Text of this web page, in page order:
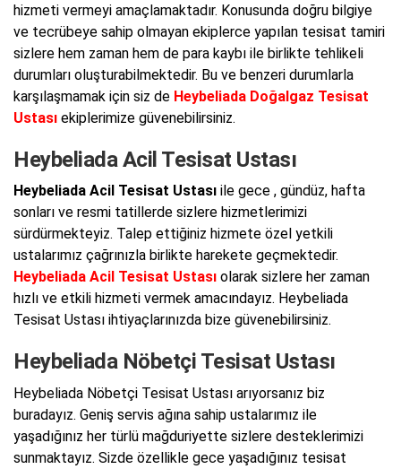
hizmeti vermeyi amaçlamaktadır. Konusunda doğru bilgiye
ve tecrübeye sahip olmayan ekiplerce yapılan tesisat tamiri
sizlere hem zaman hem de para kaybı ile birlikte tehlikeli
durumları oluşturabilmektedir. Bu ve benzeri durumlarla
karşılaşmamak için siz de Heybeliada Doğalgaz Tesisat
Ustası ekiplerimize güvenebilirsiniz.
Heybeliada Acil Tesisat Ustası
Heybeliada Acil Tesisat Ustası ile gece , gündüz, hafta
sonları ve resmi tatillerde sizlere hizmetlerimizi
sürdürmekteyiz. Talep ettiğiniz hizmete özel yetkili
ustalarımız çağrınızla birlikte harekete geçmektedir.
Heybeliada Acil Tesisat Ustası olarak sizlere her zaman
hızlı ve etkili hizmeti vermek amacındayız. Heybeliada
Tesisat Ustası ihtiyaçlarınızda bize güvenebilirsiniz.
Heybeliada Nöbetçi Tesisat Ustası
Heybeliada Nöbetçi Tesisat Ustası arıyorsanız biz
buradayız. Geniş servis ağına sahip ustalarımız ile
yaşadığınız her türlü mağduriyette sizlere desteklerimizi
sunmaktayız. Sizde özellikle gece yaşadığınız tesisat